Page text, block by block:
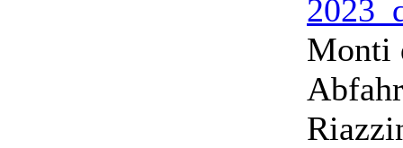
Monti